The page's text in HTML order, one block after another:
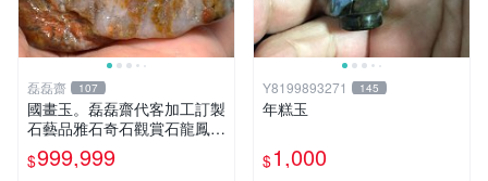
磊磊齋 107
國畫玉。磊磊齋代客加工訂製
石藝品雅石奇石觀賞石龍鳳紋
虎皮碧玉石雕茶盤石雕龜甲石
雕賭石台灣招財臺灣藍寶石花
$999,999
Y8199893271 145
年糕玉
$1,000